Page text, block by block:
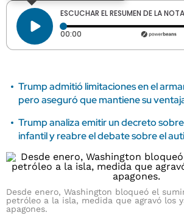
ESCUCHAR EL RESUMEN DE LA NOTA
00:00 Tiempo transcurrido: 0
Trump admitió limitaciones en el
pero aseguró que mantiene su
Trump analiza emitir un decreto
infantil y reabre el debate sobre el
Desde enero, Washington bloqueó el
petróleo a la isla, medida que agravó los
apagones.